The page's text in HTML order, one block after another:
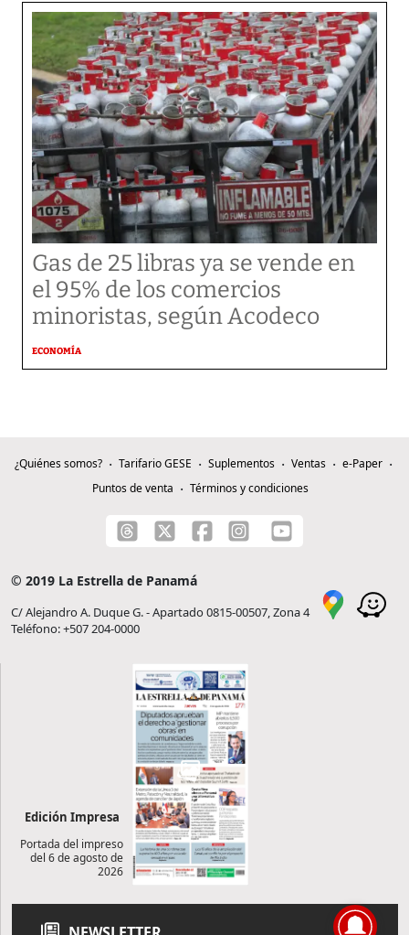
Gas de 25 libras ya se vende en
el 95% de los comercios
minoristas, según Acodeco
ECONOMÍA
¿Quiénes somos? Tarifario GESE Suplementos Ventas
e-Paper
Puntos de venta
Términos y condiciones
© 2019 La Estrella de Panamá
C/ Alejandro A. Duque G. - Apartado 0815-00507, Zona 4
Teléfono: +507 204-0000
Edición Impresa
Portada del impreso
del 6 de agosto de
2026